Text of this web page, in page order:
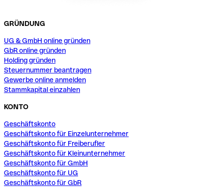
GRÜNDUNG
UG & GmbH online gründen
GbR online gründen
Holding gründen
Steuernummer beantragen
Gewerbe online anmelden
Stammkapital einzahlen
KONTO
Geschäftskonto
Geschäftskonto für Einzelunternehmer
Geschäftskonto für Freiberufler
Geschäftskonto für Kleinunternehmer
Geschäftskonto für GmbH
Geschäftskonto für UG
Geschäftskonto für GbR